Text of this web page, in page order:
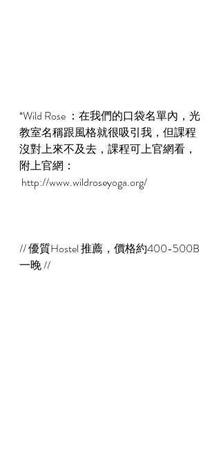
*Wild Rose ：在我們的口袋名單內，光
教室名稱跟風格就很吸引我，但課程
沒對上來不及去，課程可上官網看，
附上官網：
http://www.wildroseyoga.org/
// 優質Hostel 推薦，價格約400-500B
一晚 //